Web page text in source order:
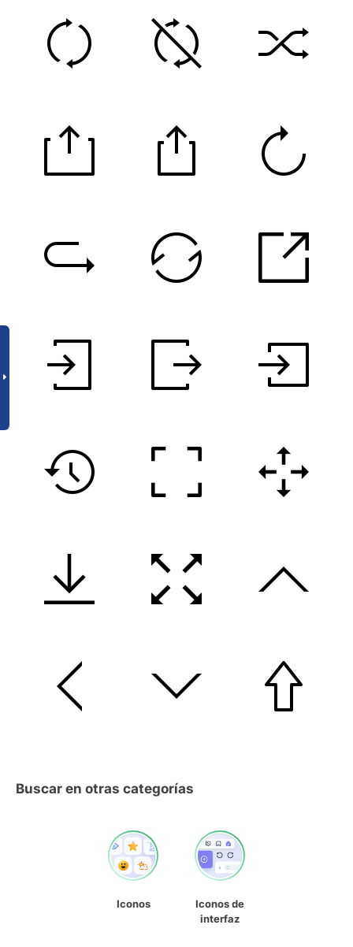
Buscar en otras categorías
Iconos
Iconos de
interfaz